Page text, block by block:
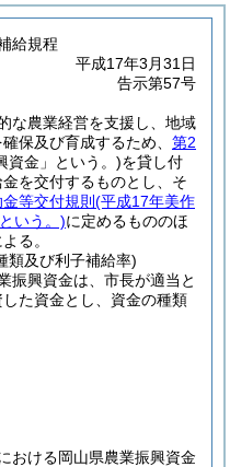
給規程
平成17年3月31日
告示第57号
な農業経営を支援し、地域
保及び育成するため、 第2
資金」という。)を貸し付
を交付するものとし、そ
等交付規則 (平成17年美作
いう。)に定めるもののほ
る。
類及び利子補給率)
振興資金は、市長が適当と
た資金とし、資金の種類
おける岡山県農業振興資金